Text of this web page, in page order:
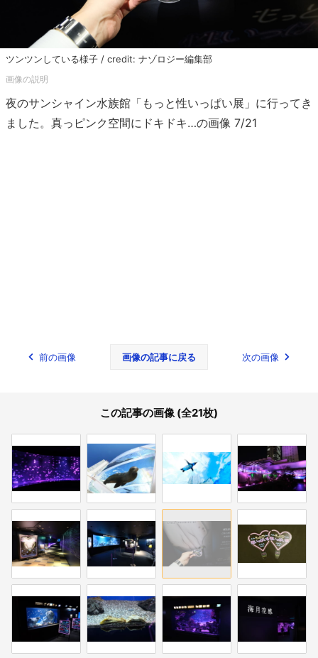
ツンツンしている様子 / credit: ナゾロジー編集部
夜のサンシャイン水族館「もっと性いっぱい展」に行ってき
ました。真っピンク空間にドキドキ…の画像 7/21
前の画像 画像の記事に戻る 次の画像
この記事の画像 (全21枚)